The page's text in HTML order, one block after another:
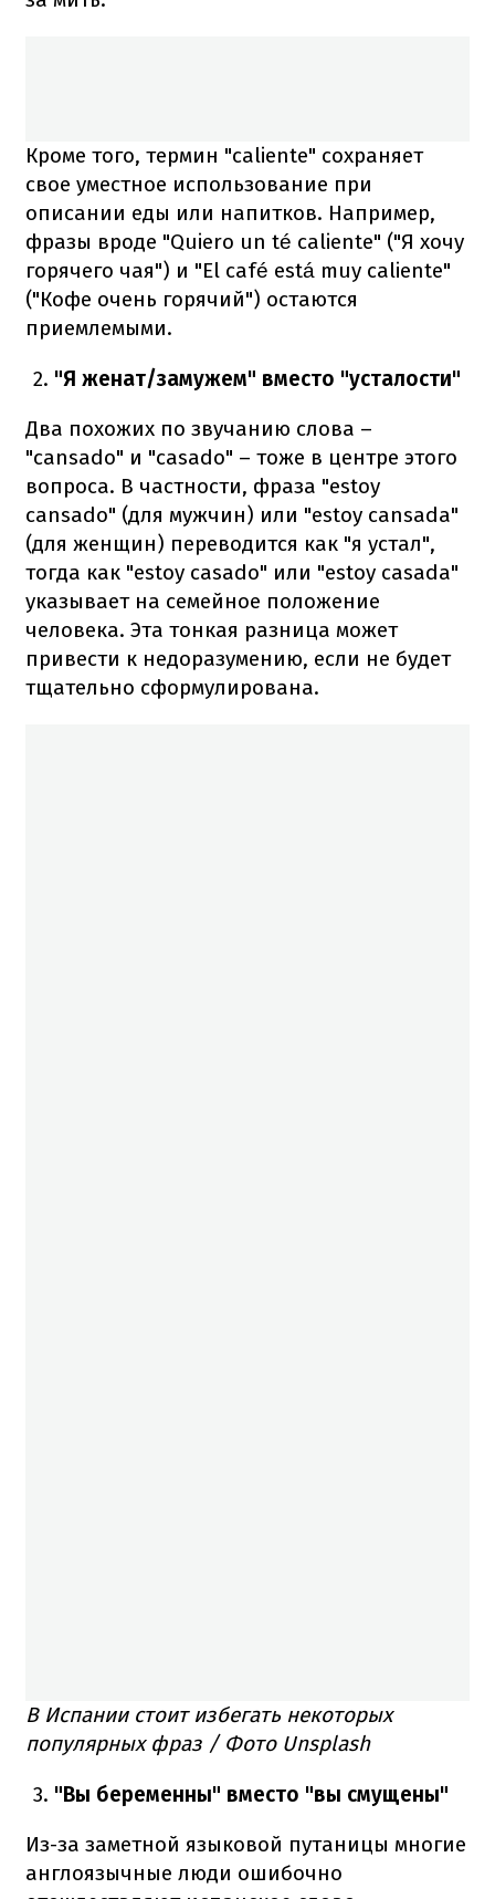
Кроме того, термин "caliente" сохраняет
свое уместное использование при
описании еды или напитков. Например,
фразы вроде "Quiero un té caliente" ("Я хочу
горячего чая") и "El café está muy caliente"
("Кофе очень горячий") остаются
приемлемыми.
"Я женат/замужем" вместо "усталости"
Два похожих по звучанию слова –
"cansado" и "casado" – тоже в центре этого
вопроса. В частности, фраза "estoy
cansado" (для мужчин) или "estoy cansada"
(для женщин) переводится как "я устал",
тогда как "estoy casado" или "estoy casada"
указывает на семейное положение
человека. Эта тонкая разница может
привести к недоразумению, если не будет
тщательно сформулирована.
В Испании стоит избегать некоторых
популярных фраз / Фото Unsplash
"Вы беременны" вместо "вы смущены"
Из-за заметной языковой путаницы многие
англоязычные люди ошибочно